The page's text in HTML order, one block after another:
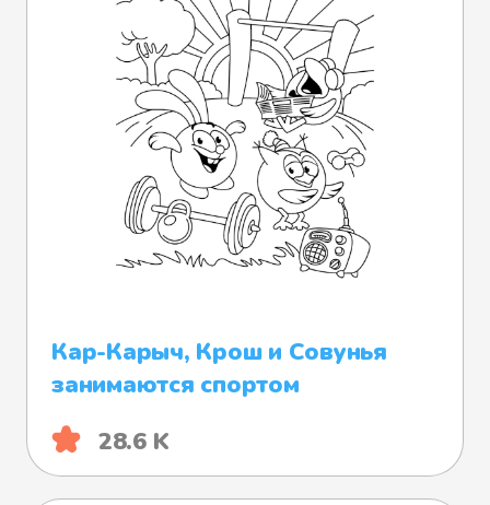
Кар-Карыч, Крош и Совунья
занимаются спортом
28.6 K